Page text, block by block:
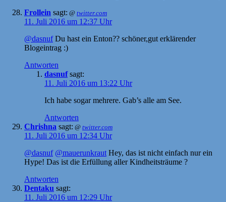
Frollein sagt: @ twitter.com
11. Juli 2016 um 12:37 Uhr
@dasnufDu hast ein Enton?? schöner,gut erklärender
Blogeintrag :)
Antworten
dasnuf sagt:
11. Juli 2016 um 13:22 Uhr
Ich habe sogar mehrere. Gab’s alle am See.
Antworten
Chrishna sagt: @ twitter.com
11. Juli 2016 um 12:34 Uhr
@dasnuf @mauerunkraut Hey, das ist nicht einfach nur ein
Hype! Das ist die Erfüllung aller Kindheitsträume ?
Antworten
Dentaku sagt:
11. Juli 2016 um 12:29 Uhr